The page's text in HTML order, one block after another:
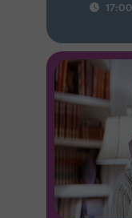
17:00